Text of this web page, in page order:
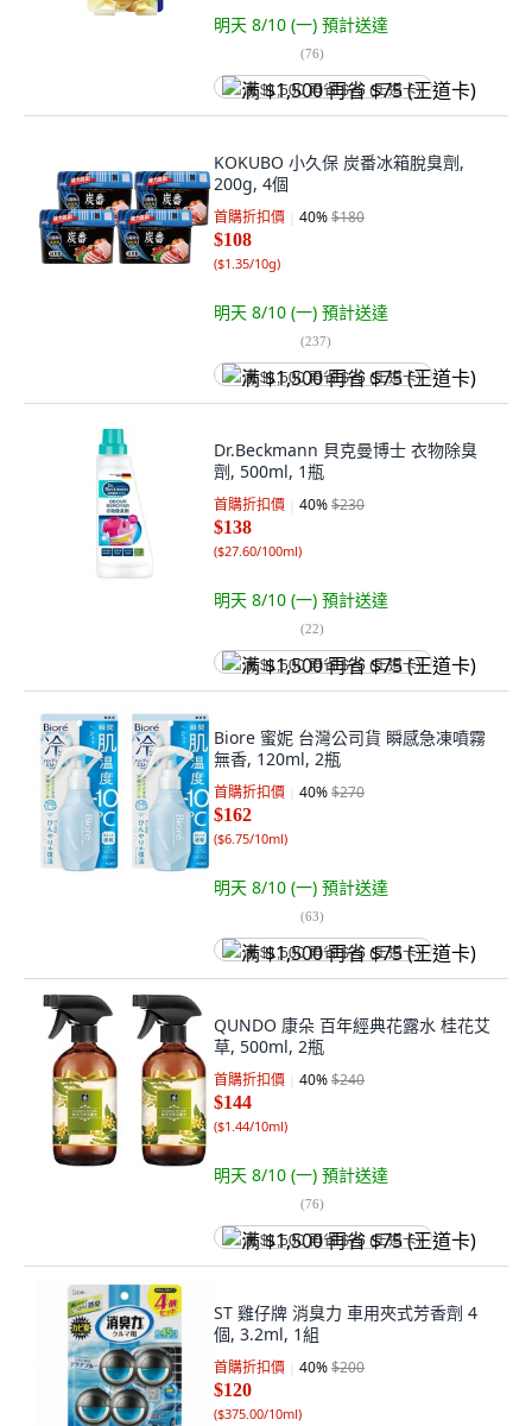
明天 8/10 (一) 預計送達
(76)
满 $1,500 再省 $75 (王道卡)
KOKUBO 小久保 炭番冰箱脫臭劑,
200g, 4個
首購折扣價 40%$180
$108
($1.35/10g)
明天 8/10 (一) 預計送達
(237)
满 $1,500 再省 $75 (王道卡)
Dr.Beckmann 貝克曼博士 衣物除臭
劑, 500ml, 1瓶
首購折扣價 40%$230
$138
($27.60/100ml)
明天 8/10 (一) 預計送達
(22)
满 $1,500 再省 $75 (王道卡)
Biore 蜜妮 台灣公司貨 瞬感急凍噴霧
無香, 120ml, 2瓶
首購折扣價 40%$270
$162
($6.75/10ml)
明天 8/10 (一) 預計送達
(63)
满 $1,500 再省 $75 (王道卡)
QUNDO 康朵 百年經典花露水 桂花艾
草, 500ml, 2瓶
首購折扣價 40%$240
$144
($1.44/10ml)
明天 8/10 (一) 預計送達
(76)
满 $1,500 再省 $75 (王道卡)
ST 雞仔牌 消臭力 車用夾式芳香劑 4
個, 3.2ml, 1組
首購折扣價 40%$200
$120
($375.00/10ml)